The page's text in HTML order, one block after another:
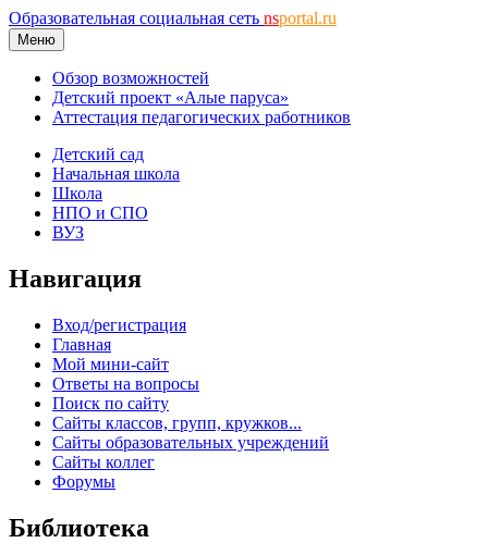
Образовательная социальная сеть nsportal.ru
Меню
Обзор возможностей
Детский проект «Алые паруса»
Аттестация педагогических работников
Детский сад
Начальная школа
Школа
НПО и СПО
ВУЗ
Навигация
Вход/регистрация
Главная
Мой мини-сайт
Ответы на вопросы
Поиск по сайту
Сайты классов, групп, кружков...
Сайты образовательных учреждений
Сайты коллег
Форумы
Библиотека